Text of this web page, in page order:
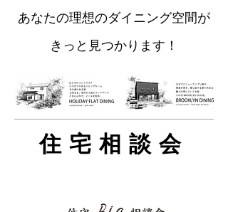
あなたの理想のダイニング空間が
きっと見つかります！
住宅相談会